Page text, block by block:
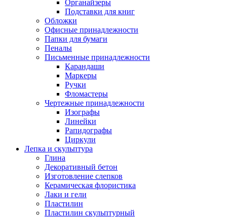
Органайзеры
Подставки для книг
Обложки
Офисные принадлежности
Папки для бумаги
Пеналы
Письменные принадлежности
Карандаши
Маркеры
Ручки
Фломастеры
Чертежные принадлежности
Изографы
Линейки
Рапидографы
Циркули
Лепка и скульптура
Глина
Декоративный бетон
Изготовление слепков
Керамическая флористика
Лаки и гели
Пластилин
Пластилин скульптурный